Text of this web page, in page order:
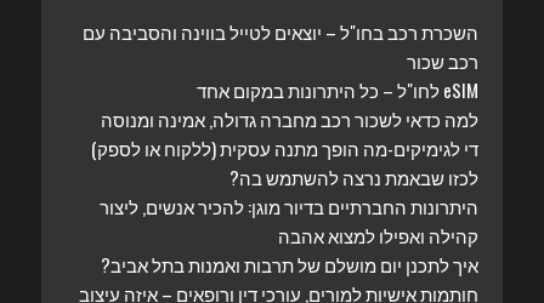
השכרת רכב בחו"ל – יוצאים לטייל בווינה והסביבה עם
רכב שכור
eSIM לחו"ל – כל היתרונות במקום אחד
למה כדאי לשכור רכב מחברה גדולה, אמינה ומנוסה
די לגימיקים-מה הופך מתנה עסקית (ללקוח או לספק)
לכזו שבאמת נרצה להשתמש בה?
היתרונות החברתיים בדיור מוגן: להכיר אנשים, ליצור
קהילה ואפילו למצוא אהבה
איך לתכנן יום מושלם של תרבות ואמנות בתל אביב?
חותמות אישיות למורים, עורכי דין ורופאים – איזה עיצוב